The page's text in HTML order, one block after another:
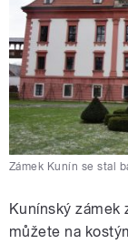
Zámek Kunín se stal
Kunínský zámek
můžete na